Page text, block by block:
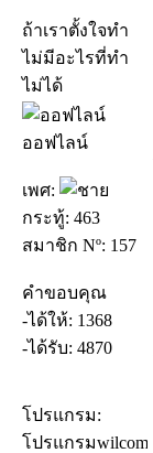
ถ้าเราตั้งใจทำ
ไม่มีอะไรที่ทำ
ไม่ได้
ออฟไลน์
เพศ:
กระทู้: 463
สมาชิก Nº: 157
คำขอบคุณ
-ได้ให้: 1368
-ได้รับ: 4870
โปรแกรม:
โปรแกรมwilcom